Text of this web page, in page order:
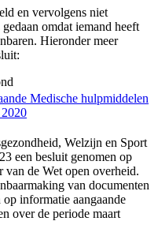
en vervolgens niet
omdat iemand heeft
Hieronder meer
Medische hulpmiddelen
Welzijn en Sport
een besluit genomen op
van de Wet open overheid.
van documenten
informatie aangaande
over de periode maart